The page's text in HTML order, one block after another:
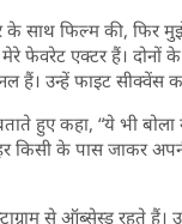
के साथ फिल्म की, फिर
मेरे फेवरेट एक्टर हैं।
हैं। उन्हें फाइट सीक्वेंस
हुए कहा, “ये भी बोला
के पास जाकर
से ऑब्सेस्ड रहते हैं।